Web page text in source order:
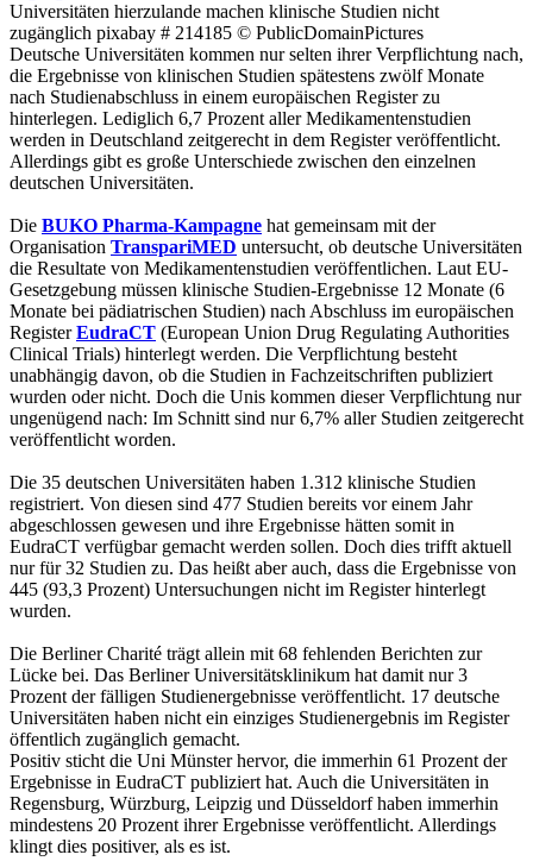
Universitäten hierzulande machen klinische Studien nicht
zugänglich pixabay # 214185 © PublicDomainPictures
Deutsche Universitäten kommen nur selten ihrer Verpflichtung nach,
die Ergebnisse von klinischen Studien spätestens zwölf Monate
nach Studienabschluss in einem europäischen Register zu
hinterlegen. Lediglich 6,7 Prozent aller Medikamentenstudien
werden in Deutschland zeitgerecht in dem Register veröffentlicht.
Allerdings gibt es große Unterschiede zwischen den einzelnen
deutschen Universitäten.
Die BUKO Pharma-Kampagne hat gemeinsam mit der
Organisation TranspariMED untersucht, ob deutsche Universitäten
die Resultate von Medikamentenstudien veröffentlichen. Laut EU-
Gesetzgebung müssen klinische Studien-Ergebnisse 12 Monate (6
Monate bei pädiatrischen Studien) nach Abschluss im europäischen
RegisterEudraCT (European Union Drug Regulating Authorities
Clinical Trials) hinterlegt werden. Die Verpflichtung besteht
unabhängig davon, ob die Studien in Fachzeitschriften publiziert
wurden oder nicht. Doch die Unis kommen dieser Verpflichtung nur
ungenügend nach: Im Schnitt sind nur 6,7% aller Studien zeitgerecht
veröffentlicht worden.
Die 35 deutschen Universitäten haben 1.312 klinische Studien
registriert. Von diesen sind 477 Studien bereits vor einem Jahr
abgeschlossen gewesen und ihre Ergebnisse hätten somit in
EudraCT verfügbar gemacht werden sollen. Doch dies trifft aktuell
nur für 32 Studien zu. Das heißt aber auch, dass die Ergebnisse von
445 (93,3 Prozent) Untersuchungen nicht im Register hinterlegt
wurden.
Die Berliner Charité trägt allein mit 68 fehlenden Berichten zur
Lücke bei. Das Berliner Universitätsklinikum hat damit nur 3
Prozent der fälligen Studienergebnisse veröffentlicht. 17 deutsche
Universitäten haben nicht ein einziges Studienergebnis im Register
öffentlich zugänglich gemacht.
Positiv sticht die Uni Münster hervor, die immerhin 61 Prozent der
Ergebnisse in EudraCT publiziert hat. Auch die Universitäten in
Regensburg, Würzburg, Leipzig und Düsseldorf haben immerhin
mindestens 20 Prozent ihrer Ergebnisse veröffentlicht. Allerdings
klingt dies positiver, als es ist.